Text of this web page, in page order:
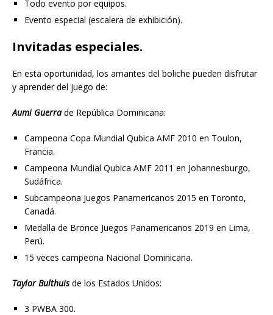
Todo evento por equipos.
Evento especial (escalera de exhibición).
Invitadas especiales.
En esta oportunidad, los amantes del boliche pueden disfrutar
y aprender del juego de:
Aumi Guerrade República Dominicana:
Campeona Copa Mundial Qubica AMF 2010 en Toulon,
Francia.
Campeona Mundial Qubica AMF 2011 en Johannesburgo,
Sudáfrica.
Subcampeona Juegos Panamericanos 2015 en Toronto,
Canadá.
Medalla de Bronce Juegos Panamericanos 2019 en Lima,
Perú.
15 veces campeona Nacional Dominicana.
Taylor Bulthuisde los Estados Unidos:
3 PWBA 300.